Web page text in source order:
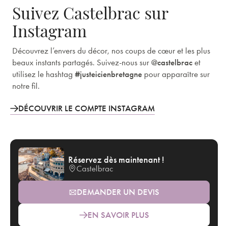
Suivez Castelbrac sur
Instagram
Découvrez l’envers du décor, nos coups de cœur et les plus
beaux instants partagés. Suivez-nous sur @castelbrac et
utilisez le hashtag #justeicienbretagne pour apparaître sur
notre fil.
DÉCOUVRIR LE COMPTE INSTAGRAM
Réservez dès maintenant !
Castelbrac
DEMANDER UN DEVIS
EN SAVOIR PLUS